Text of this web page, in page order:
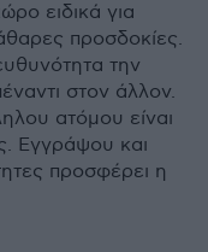
ειδικά για
προσδοκίες.
την
στον άλλον.
ατόμου είναι
Εγγράψου και
προσφέρει η